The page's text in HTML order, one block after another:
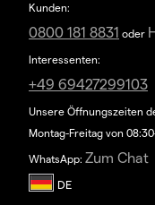
Kunden:
0800 181 8831 oder
Interessenten:
+49 69427299103
Unsere Öffnungszeiten
Montag-Freitag von
WhatsApp: Zum Chat